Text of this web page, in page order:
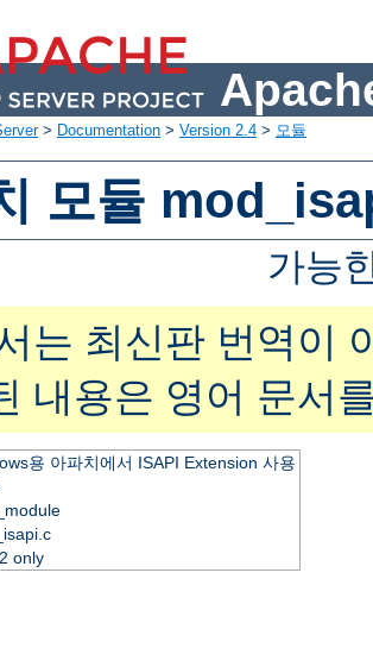
> Documentation > Version 2.4 > 모듈
모듈
가능
는 최신판 번역이
내용은 영어 문서
용 아파치에서 ISAPI Extension 사용
only